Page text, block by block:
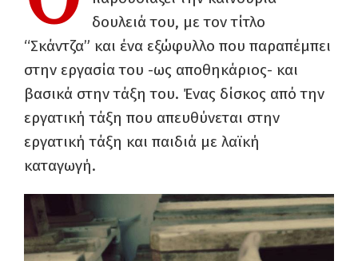
δουλειά του, με τον τίτλο
“Σκάντζα” και ένα εξώφυλλο που παραπέμπει
στην εργασία του -ως αποθηκάριος- και
βασικά στην τάξη του. Ένας δίσκος από την
εργατική τάξη που απευθύνεται στην
εργατική τάξη και παιδιά με λαϊκή
καταγωγή.